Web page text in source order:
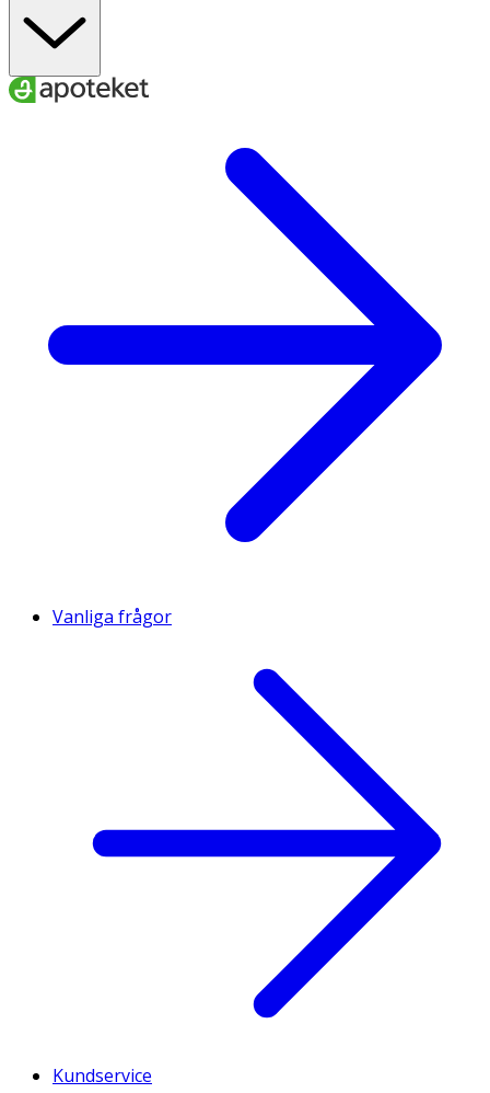
Vanliga frågor
Kundservice